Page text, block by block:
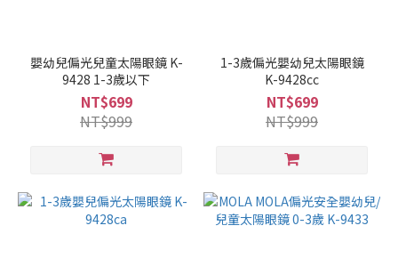
嬰幼兒偏光兒童太陽眼鏡 K-
9428 1-3歲以下
NT$699
NT$999
1-3歲偏光嬰幼兒太陽眼鏡
K-9428cc
NT$699
NT$999